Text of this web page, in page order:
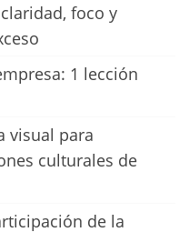
claridad, foco y
1 lección
visual para
culturales de
de la